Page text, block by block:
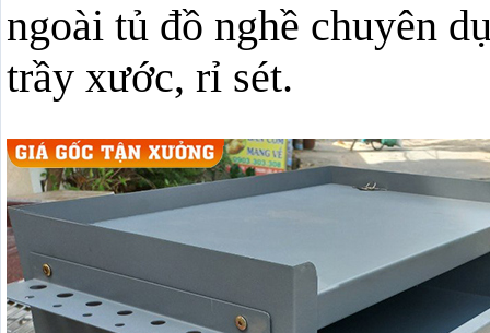
ngoài tủ đồ nghề chuyên
trầy xước, rỉ sét.